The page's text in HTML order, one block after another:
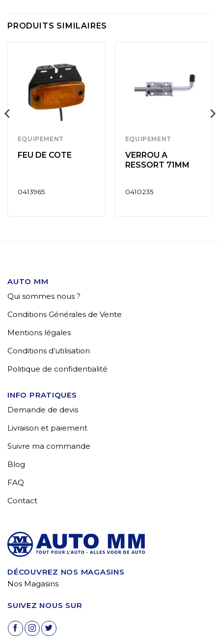
PRODUITS SIMILAIRES
EQUIPEMENT
FEU DE COTE
0413965
EQUIPEMENT
VERROU A
RESSORT 71MM
0410235
AUTO MM
Qui sommes nous ?
Conditions Générales de Vente
Mentions légales
Conditions d’utilisation
Politique de confidentialité
INFO PRATIQUES
Demande de devis
Livraison et paiement
Suivre ma commande
Blog
FAQ
Contact
DÉCOUVREZ NOS MAGASINS
Nos Magasins
SUIVEZ NOUS SUR